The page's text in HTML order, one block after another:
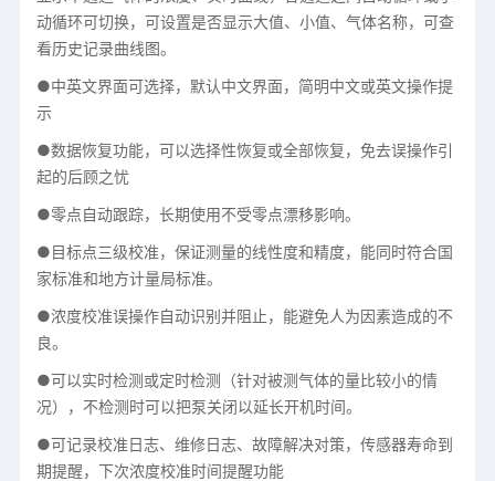
动循环可切换，可设置是否显示大值、小值、气体名称，可查
看历史记录曲线图。
●中英文界面可选择，默认中文界面，简明中文或英文操作提
示
●数据恢复功能，可以选择性恢复或全部恢复，免去误操作引
起的后顾之忧
●零点自动跟踪，长期使用不受零点漂移影响。
●目标点三级校准，保证测量的线性度和精度，能同时符合国
家标准和地方计量局标准。
●浓度校准误操作自动识别并阻止，能避免人为因素造成的不
良。
●可以实时检测或定时检测（针对被测气体的量比较小的情
况），不检测时可以把泵关闭以延长开机时间。
●可记录校准日志、维修日志、故障解决对策，传感器寿命到
期提醒，下次浓度校准时间提醒功能